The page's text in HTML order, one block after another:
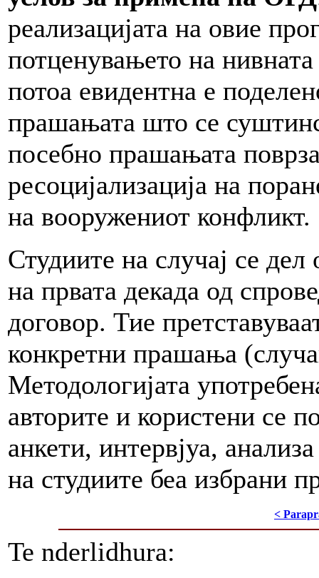
реализацијата на овие
потценувањето на
потоа евидентна е
прашањата што се
посебно прашањата
ресоцијализација на
на вооружениот конфликт.
Студиите на случај се дел
на првата декада од
договор. Тие
конкретни прашања
Методологијата
авторите и користени се
анкети, интервјуа,
на студиите беа избрани
<
Te nderlidhura: